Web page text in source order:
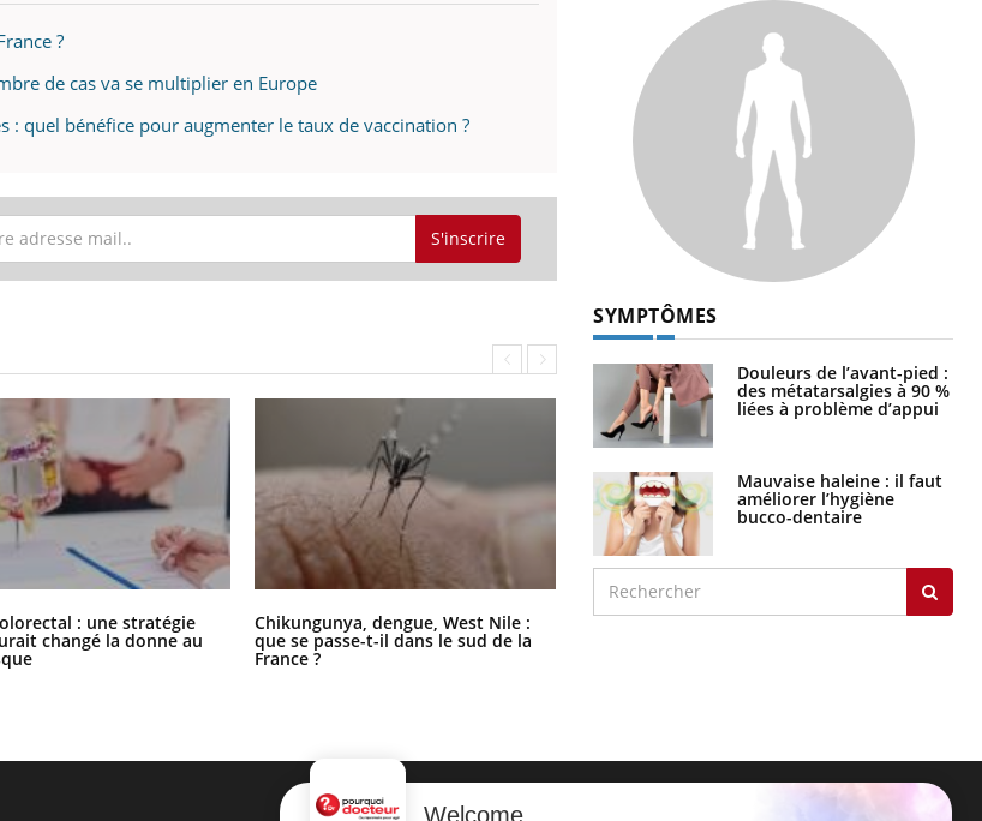
?
de cas va se multiplier en Europe
: quel bénéfice pour augmenter le taux de vaccination ?
S'inscrire
: une stratégie
changé la donne au
Chikungunya, dengue, West Nile :
que se passe-t-il dans le sud de la
France ?
Les médicaments GLP-1 protègent-
SYMPTÔMES
Douleurs de l’avant-pied :
des métatarsalgies à 90 %
liées à problème d’appui
Mauvaise haleine : il faut
améliorer l’hygiène
bucco-dentaire
Welcome